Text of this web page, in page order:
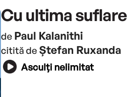
Cu ultima suflare
de Paul Kalanithi
citită de Ștefan Ruxanda
Asculți nelimitat